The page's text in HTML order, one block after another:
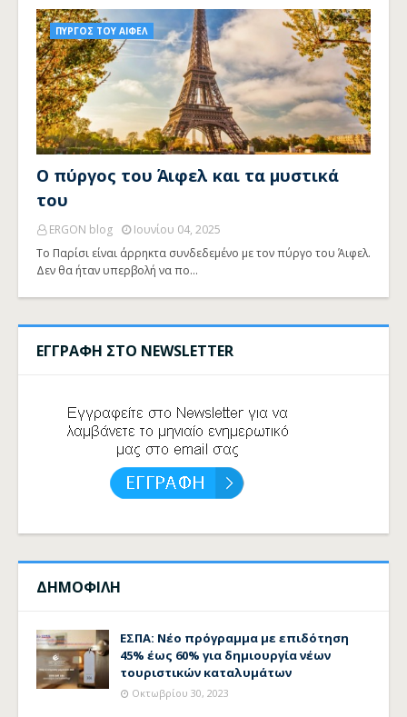
ΠΥΡΓΟΣ ΤΟΥ ΑΙΦΕΛ
Ο πύργος του Άιφελ και τα μυστικά
του
ERGON blog
Ιουνίου 04, 2025
Το Παρίσι είναι άρρηκτα συνδεδεμένο με τον πύργο του Άιφελ.
Δεν θα ήταν υπερβολή να πο…
ΕΓΓΡΑΦΗ ΣΤΟ NEWSLETTER
ΔΗΜΟΦΙΛΗ
ΕΣΠΑ: Νέο πρόγραμμα με επιδότηση
45% έως 60% για δημιουργία νέων
τουριστικών καταλυμάτων
Οκτωβρίου 30, 2023